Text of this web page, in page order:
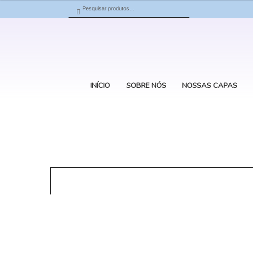
Pesquisar
por:
INÍCIO SOBRE NÓS NOSSAS CAPAS